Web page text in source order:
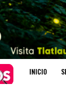
INICIO